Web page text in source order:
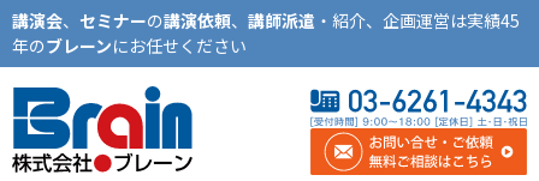
講演会、 セミナーの講演依頼、 講師派遣 ・紹介、企画運営は実績45
年のブレーンにお任せください